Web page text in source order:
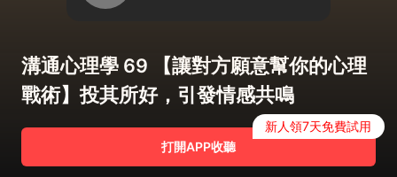
溝通心理學 69 【讓對方願意幫你的心理
戰術】投其所好，引發情感共鳴
打開APP收聽
新人領7天免費試用